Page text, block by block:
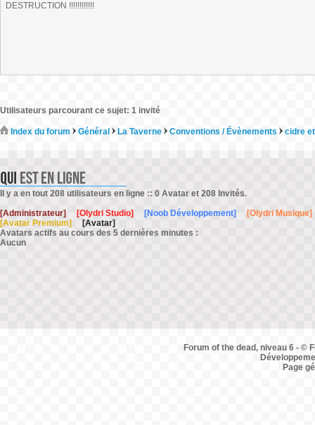
DESTRUCTION !!!!!!!!!!!!
Utilisateurs parcourant ce sujet: 1 invité
Index du forum Général La Taverne Conventions / Évènements cidre
Il y a en tout 208 utilisateurs en ligne :: 0 Avatar et 208 Invités.
[Administrateur]
[Olydri Studio] [Noob Développement]
[Olydri Musique]
[Avatar Premium]
[Avatar]
Avatars actifs au cours des 5 dernières minutes :
Aucun
Forum of the dead, niveau 6 - ©
Page